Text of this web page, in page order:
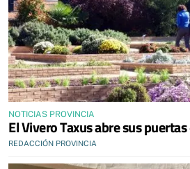
NOTICIAS PROVINCIA
El Vivero Taxus abre sus
REDACCIÓN PROVINCIA